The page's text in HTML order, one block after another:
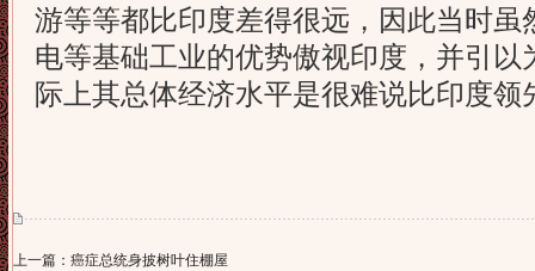
游等等都比印度差得很远，因此当时虽
电等基础工业的优势傲视印度，并引
际上其总体经济水平是很难说比印度领
上一篇：癌症总统身披树叶住棚屋